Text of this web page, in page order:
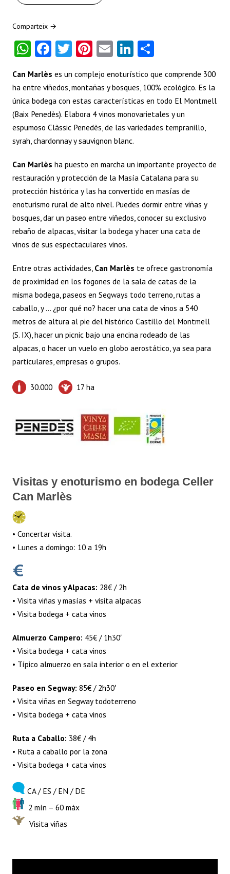
Comparteix →
W
ts
A
p
p
Fa
b
o
o
k
T
itt
er
Pi
er
es
t
E
ai
l
Li
e
dI
n
re
Can Marlès es un complejo enoturístico que comprende 300
ha entre viñedos, montañas y bosques, 100% ecológico. Es la
única bodega con estas características en todo El Montmell
(Baix Penedès). Elabora 4 vinos monovarietales y un
espumoso Clàssic Penedès, de las variedades tempranillo,
syrah, chardonnay y sauvignon blanc.
Can Marlès ha puesto en marcha un importante proyecto de
restauración y protección de la Masía Catalana para su
protección histórica y las ha convertido en masías de
enoturismo rural de alto nivel. Puedes dormir entre viñas y
bosques, dar un paseo entre viñedos, conocer su exclusivo
rebaño de alpacas, visitar la bodega y hacer una cata de
vinos de sus espectaculares vinos.
Entre otras actividades, Can Marlès te ofrece gastronomía
de proximidad en los fogones de la sala de catas de la
misma bodega, paseos en Segways todo terreno, rutas a
caballo, y … ¿por qué no? hacer una cata de vinos a 540
metros de altura al pie del histórico Castillo del Montmell
(S. IX), hacer un picnic bajo una encina rodeado de las
alpacas, o hacer un vuelo en globo aerostático, ya sea para
particulares, empresas o grupos.
30.000 17 ha
Visitas y enoturismo en bodega Celler
Can Marlès
• Concertar visita.
• Lunes a domingo: 10 a 19h
Cata de vinos y Alpacas: 28€ / 2h
• Visita viñas y masías + visita alpacas
• Visita bodega + cata vinos
Almuerzo Campero: 45€ / 1h30′
• Visita bodega + cata vinos
• Típico almuerzo en sala interior o en el exterior
Paseo en Segway: 85€ / 2h30′
• Visita viñas en Segway todoterreno
• Visita bodega + cata vinos
Ruta a Caballo: 38€ / 4h
• Ruta a caballo por la zona
• Visita bodega + cata vinos
CA / ES / EN / DE
2 mín – 60 máx
Visita viñas